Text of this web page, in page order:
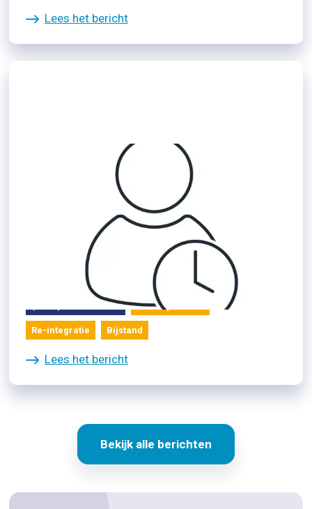
Lees het bericht
Wat is een proefplaatsing?
(Weer) aan het werk Participatiewet
Re-integratie Bijstand
Lees het bericht
Bekijk alle berichten